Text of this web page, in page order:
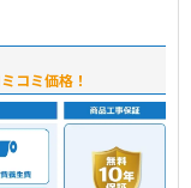
コミ価格！